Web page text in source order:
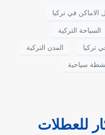
الاماكن في تركيا
السياحة التركية
تركيا المدن التركية
سياحية
للعطلات